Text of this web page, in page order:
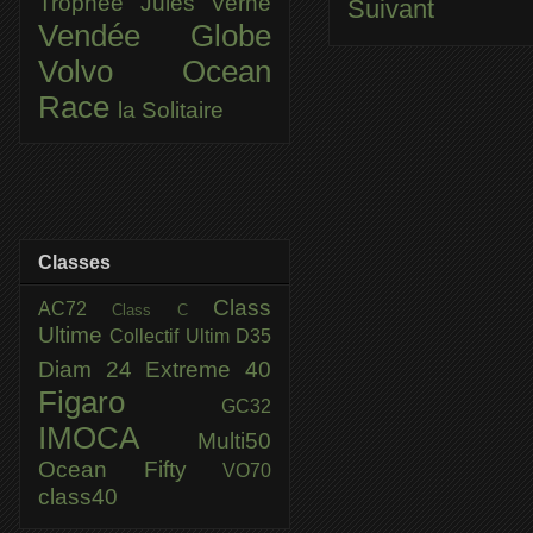
Suivant
Vendée Globe
Volvo Ocean
Race la Solitaire
Classes
AC72Class C Class
Ultime Collectif Ultim D35
Diam 24 Extreme 40
Figaro GC32
IMOCA
Multi50
Ocean Fifty
VO70
class40